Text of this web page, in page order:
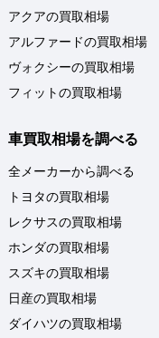
アクアの買取相場
アルファードの買取相場
ヴォクシーの買取相場
フィットの買取相場
車買取相場を調べる
全メーカーから調べる
トヨタの買取相場
レクサスの買取相場
ホンダの買取相場
スズキの買取相場
日産の買取相場
ダイハツの買取相場